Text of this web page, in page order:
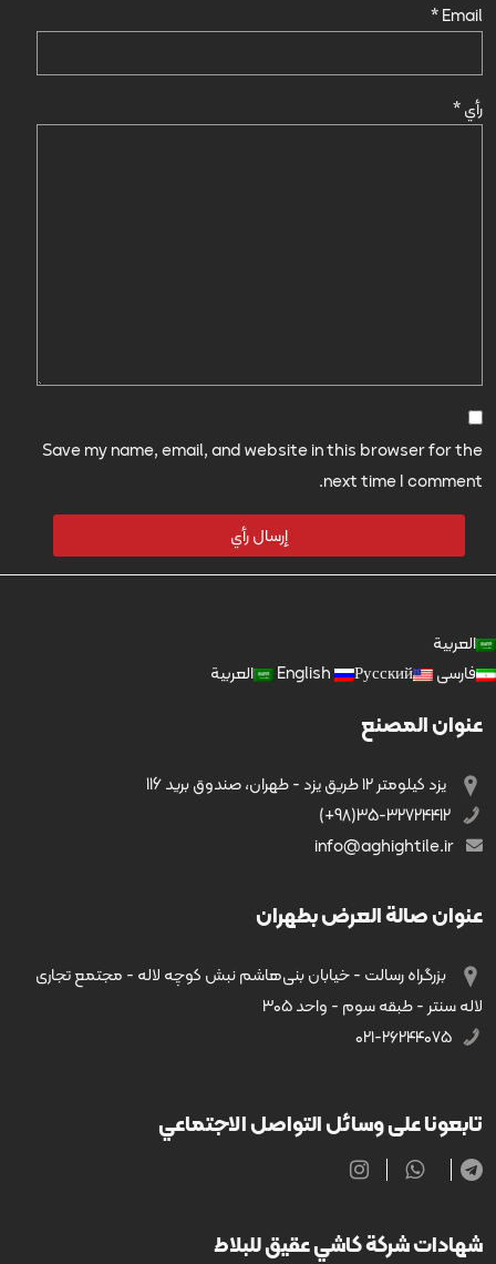
رأي*
Email
*
Save my name, email, and website in this browser for the
next time I comment.
العربية
فارسی
English Русский العربية
عنوان المصنع
يزد کیلومتر ۱۲ طریق يزد - طهران، صندوق بريد 116
عنوان صالة العرض بطهران
بزرگراه رسالت - خیابان بنی‌هاشم نبش کوچه لاله - مجتمع تجاری
لاله سنتر - طبقه سوم - واحد ۳۰۵
۰۲۱-۲۶۲۴۴۰۷۵
تابعونا على وسائل التواصل الاجتماعي
شهادات شركة كاشي عقيق للبلاط